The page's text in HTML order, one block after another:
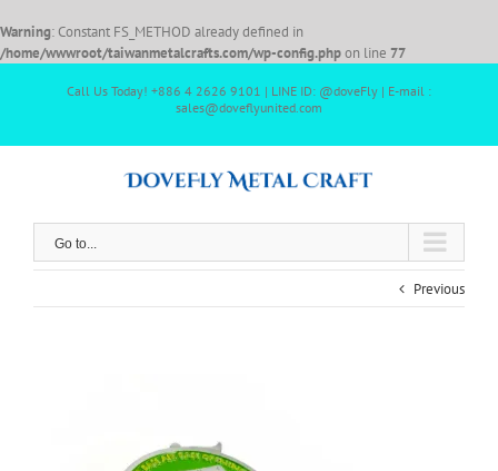
Warning: Constant FS_METHOD already defined in
/home/wwwroot/taiwanmetalcrafts.com/wp-config.phpon line 77
Call Us Today! +886 4 2626 9101 | LINE ID: @doveFly | E-mail :
sales@doveflyunited.com
Go to...
Previous